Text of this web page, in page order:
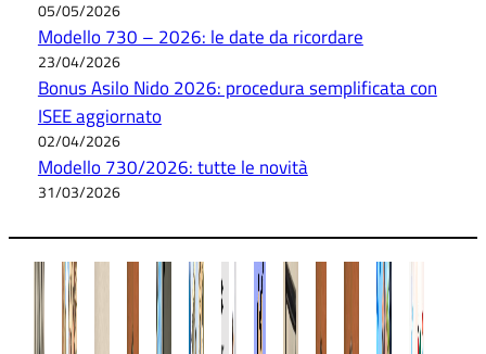
05/05/2026
Modello 730 – 2026: le date da ricordare
23/04/2026
Bonus Asilo Nido 2026: procedura semplificata con
ISEE aggiornato
02/04/2026
Modello 730/2026: tutte le novità
31/03/2026